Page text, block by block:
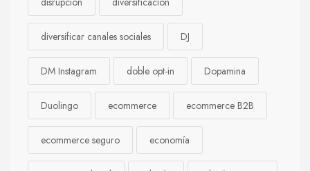
diversificar canales sociales DJ
DM Instagram doble opt-in Dopamina
Duolingo ecommerce ecommerce B2B
ecommerce seguro economía